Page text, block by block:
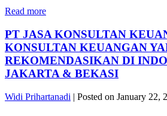
Read moreKATALOG
HEADLINE
KEYWORD
KOMERSIAL
ORGANIK
PT
KONSULTAN
PT JASA KONSULTAN
KONSULTAN KEUANGAN
REKOMENDASIKAN DI
JAKARTA & BEKASI
Widi Prihartanadi | Posted on January 22,